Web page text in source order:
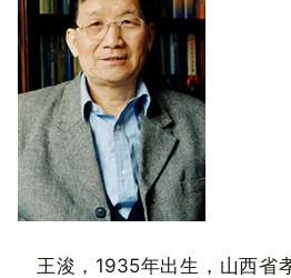
王浚，1935年出生，山西省